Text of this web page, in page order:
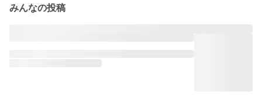
みんなの投稿